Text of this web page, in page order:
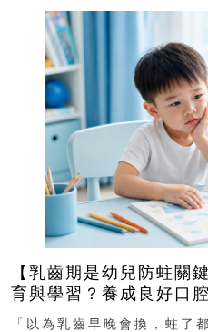
【乳齒期是幼兒防蛀關
育與學習？養成良好口腔習慣， 舒
瑯質 兒童牙膏防護指南
「以為乳齒早晚會換，蛀了